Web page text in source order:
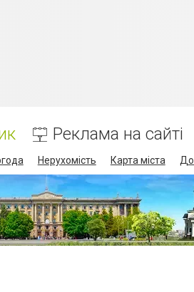
Реклама на сайті
Нерухомість Карта міста